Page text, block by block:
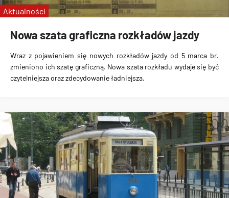
Nowa szata graficzna rozkładów jazdy
Wraz z pojawieniem się nowych rozkładów jazdy od 5 marca br.
zmieniono ich szatę graficzną. Nowa szata rozkładu wydaje się być
czytelniejsza oraz zdecydowanie ładniejsza.
Aktualności